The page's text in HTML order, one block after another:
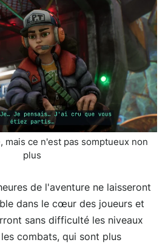
mais ce n'est pas somptueux non
plus
de l'aventure ne laisseront
dans le cœur des joueurs et
sans difficulté les niveaux
combats, qui sont plus